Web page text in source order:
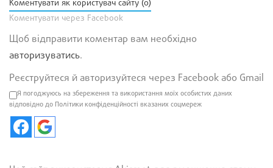
Коментувати як користувач сайту (0)
Коментувати через Facebook
Щоб відправити коментар вам необхідно
авторизуватись.
Реєструйтеся й авторизуйтеся через Facebook або Gmail
Я погоджуюсь на збереження та використання моїх особистих даних
відповідно до Політики конфіденційності вказаних соцмереж